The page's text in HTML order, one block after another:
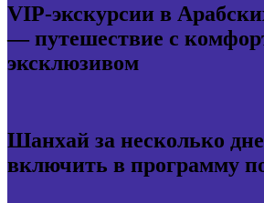
VIP-экскурсии в
— путешествие с
эксклюзивом
Шанхай за несколько
включить в программу